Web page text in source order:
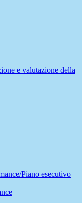
e valutazione della
Piano esecutivo